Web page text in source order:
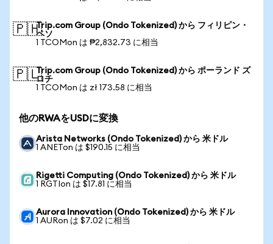
🇵🇭Trip.com Group (Ondo Tokenized) から フィリピン・
ペソ
1 TCOMon は ₱2,832.73 に相当
🇵🇱Trip.com Group (Ondo Tokenized) から ポーランド ズ
ロチ
1 TCOMon は zł 173.58 に相当
他のRWAをUSDに変換
Arista Networks (Ondo Tokenized) から 米ドル
1 ANETon は $190.15 に相当
Rigetti Computing (Ondo Tokenized) から 米ドル
1 RGTIon は $17.81 に相当
Aurora Innovation (Ondo Tokenized) から 米ドル
1 AURon は $7.02 に相当